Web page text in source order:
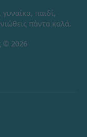
παιδί,
πάντα καλά.
© 2026